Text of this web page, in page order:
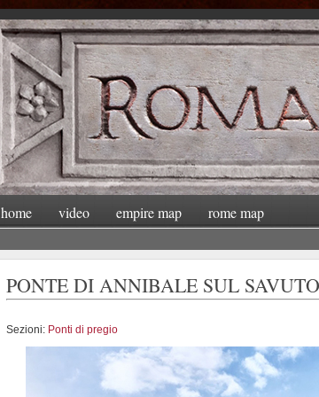
home video empire map rome map
PONTE DI ANNIBALE SUL
Sezioni: Ponti di pregio